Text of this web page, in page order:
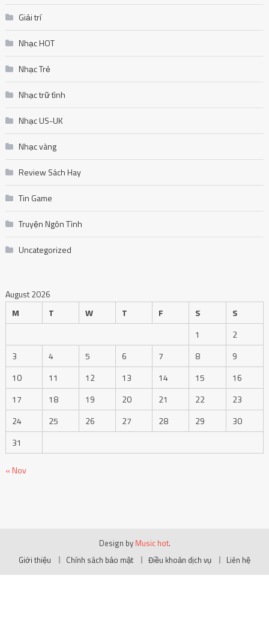
Giải trí
Nhạc HOT
Nhạc Trẻ
Nhạc trữ tình
Nhạc US-UK
Nhạc vàng
Review Sách Hay
Tin Game
Truyện Ngôn Tình
Uncategorized
August 2026
M
T W T F S
S
1
2
3
4 5 6 7 8
9
10
11 12 13 14 15
16
17
18 19 20 21 22
23
24
25 26 27 28 29
30
31
« Nov
Design by Music hot.
Giới thiệu
Chính sách bảo mật Điều khoản dịch vụ Liên hệ